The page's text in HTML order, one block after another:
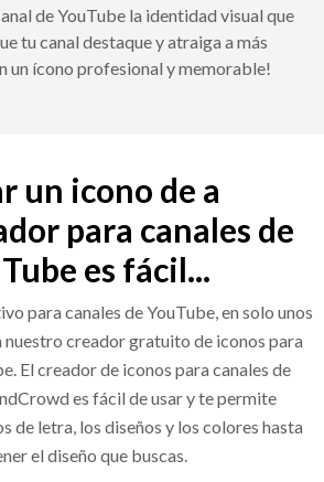
de YouTube la identidad visual que
tu canal destaque y atraiga a más
un ícono profesional y memorable!
un icono de a
para canales de
es fácil...
para canales de YouTube, en solo unos
nuestro creador gratuito de iconos para
El creador de iconos para canales de
es fácil de usar y te permite
de letra, los diseños y los colores hasta
el diseño que buscas.